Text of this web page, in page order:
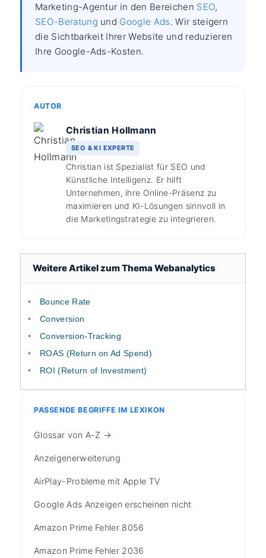
Marketing-Agentur in den Bereichen SEO,
SEO-Beratung und Google Ads. Wir steigern
die Sichtbarkeit Ihrer Website und reduzieren
Ihre Google-Ads-Kosten.
AUTOR
Christian Hollmann
SEO & KI EXPERTE
Christian ist Spezialist für SEO und
Künstliche Intelligenz. Er hilft
Unternehmen, ihre Online-Präsenz zu
maximieren und KI-Lösungen sinnvoll in
die Marketingstrategie zu integrieren.
Weitere Artikel zum Thema Webanalytics
Bounce Rate
Conversion
Conversion-Tracking
ROAS (Return on Ad Spend)
ROI (Return of Investment)
PASSENDE BEGRIFFE IM LEXIKON
Glossar von A-Z →
Anzeigenerweiterung
AirPlay-Probleme mit Apple TV
Google Ads Anzeigen erscheinen nicht
Amazon Prime Fehler 8056
Amazon Prime Fehler 2036